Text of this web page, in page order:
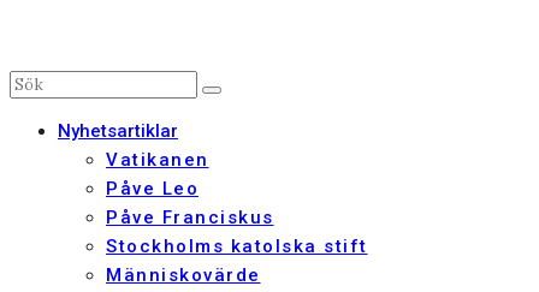
Nyhetsartiklar
Vatikanen
Påve Leo
Påve Franciskus
Stockholms katolska stift
Människovärde